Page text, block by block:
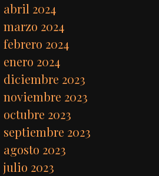
abril 2024
marzo 2024
febrero 2024
enero 2024
diciembre 2023
noviembre 2023
octubre 2023
septiembre 2023
agosto 2023
julio 2023